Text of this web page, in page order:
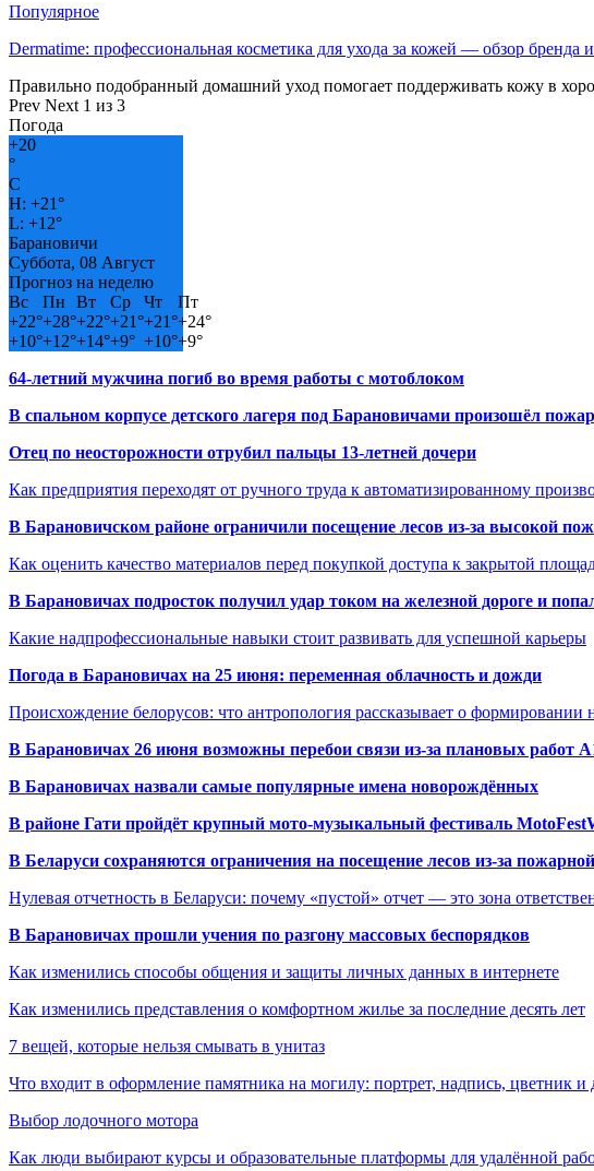
Популярное
Dermatime: профессиональная косметика для ухода за кожей — обзор бренда
Правильно подобранный домашний уход помогает поддерживать кожу в
Prev Next 1 из 3
Погода
+20
°
C
H: +21°
L: +12°
Барановичи
Суббота, 08 Август
Прогноз на неделю
Вс
Пн Вт Ср Чт
Пт
+22°+28°+22°+21°+21°+24°
+10°+12°+14°+9° +10°+9°
64-летний мужчина погиб во время работы с мотоблоком
В спальном корпусе детского лагеря под Барановичами произошёл пожар
Отец по неосторожности отрубил пальцы 13-летней дочери
Как предприятия переходят от ручного труда к автоматизированному
В Барановичском районе ограничили посещение лесов из-за высокой
Как оценить качество материалов перед покупкой доступа к закрытой
В Барановичах подросток получил удар током на железной дороге и
Какие надпрофессиональные навыки стоит развивать для успешной карьеры
Погода в Барановичах на 25 июня: переменная облачность и дожди
Происхождение белорусов: что антропология рассказывает о формировании
В Барановичах 26 июня возможны перебои связи из-за плановых работ
В Барановичах назвали самые популярные имена новорождённых
В районе Гати пройдёт крупный мото-музыкальный фестиваль
В Беларуси сохраняются ограничения на посещение лесов из-за
Нулевая отчетность в Беларуси: почему «пустой» отчет — это зона
В Барановичах прошли учения по разгону массовых беспорядков
Как изменились способы общения и защиты личных данных в интернете
Как изменились представления о комфортном жилье за последние десять лет
7 вещей, которые нельзя смывать в унитаз
Что входит в оформление памятника на могилу: портрет, надпись, цветник и
Выбор лодочного мотора
Как люди выбирают курсы и образовательные платформы для удалённой